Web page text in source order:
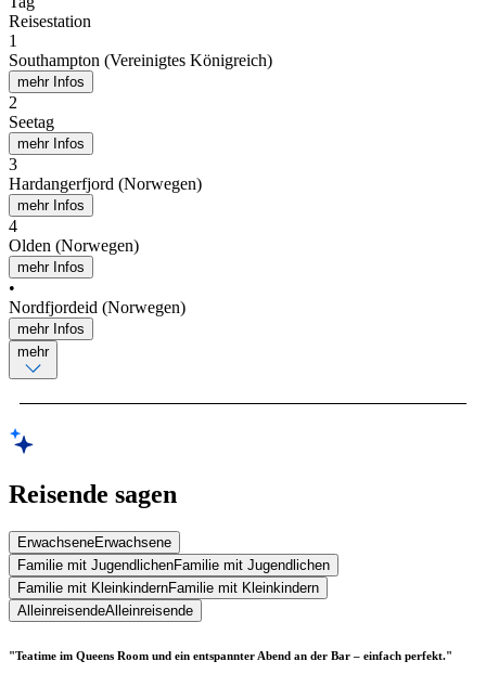
Reisestation
1
Southampton (Vereinigtes Königreich)
mehr Infos
2
Seetag
mehr Infos
3
Hardangerfjord (Norwegen)
mehr Infos
4
Olden (Norwegen)
mehr Infos
•
Nordfjordeid (Norwegen)
mehr Infos
mehr
Reisende sagen
ErwachseneErwachsene
Familie mit JugendlichenFamilie mit Jugendlichen
Familie mit KleinkindernFamilie mit Kleinkindern
AlleinreisendeAlleinreisende
"Teatime im Queens Room und ein entspannter Abend an der Bar – einfach perfekt."